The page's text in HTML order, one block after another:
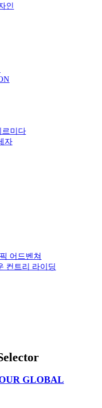
인
르미다
자
어드벤쳐
컨트리 라이딩
GLOBAL